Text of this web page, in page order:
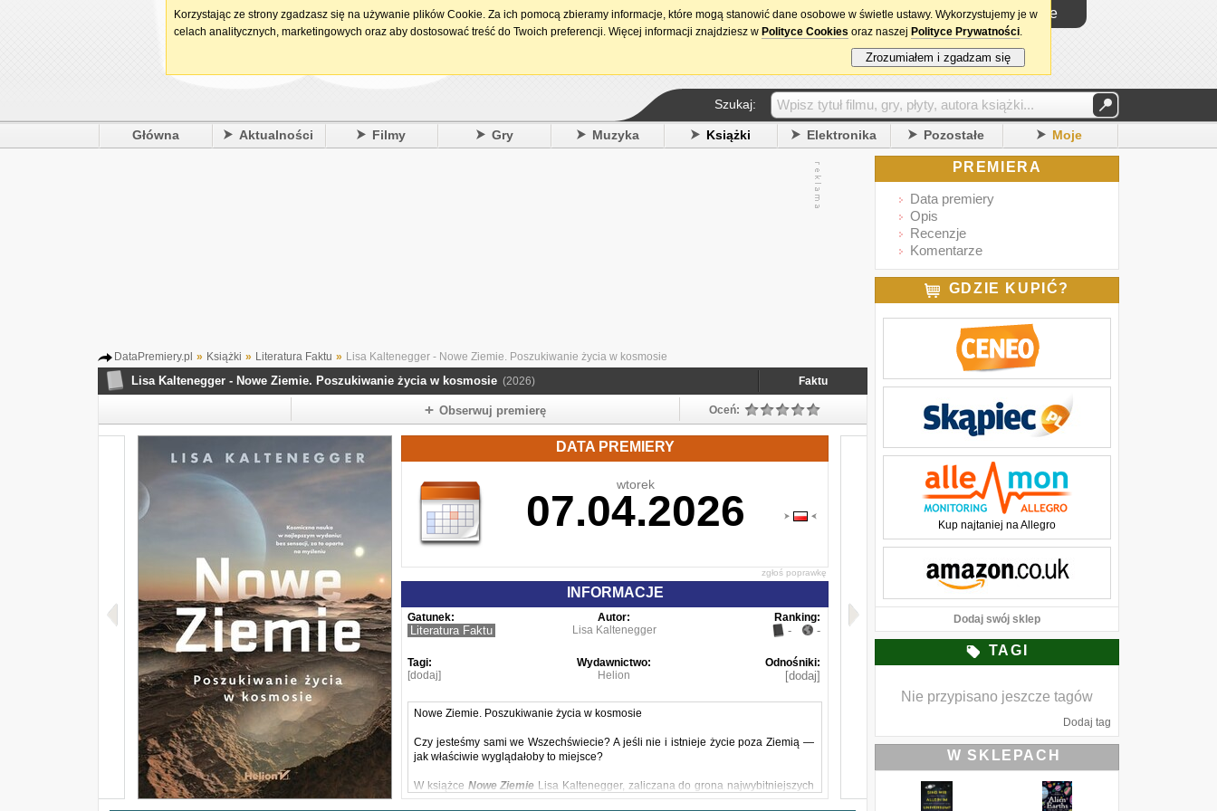
15. urodziny DataPremiery.pl Logowanie
Szukaj:
Główna Aktualności Filmy Gry Muzyka Książki Elektronika Pozostałe Moje
DataPremiery.pl » Książki » Literatura Faktu » Lisa Kaltenegger - Nowe Ziemie. Poszukiwanie życia w kosmosie
Lisa Kaltenegger - Nowe Ziemie. Poszukiwanie życia w kosmosie (2026) Faktu
Obserwuj premierę Oceń:
DATA PREMIERY
wtorek
07.04.2026
zgłoś poprawkę
INFORMACJE
Gatunek:
Literatura Faktu
Autor:
Lisa Kaltenegger
Ranking:
- -
Tagi:
[dodaj]
Wydawnictwo:
Helion
Odnośniki:
[dodaj]
Nowe Ziemie. Poszukiwanie życia w kosmosie
Czy jesteśmy sami we Wszechświecie? A jeśli nie i istnieje życie poza Ziemią ―
jak właściwie wyglądałoby to miejsce?
W książce Nowe Ziemie Lisa Kaltenegger, zaliczana do grona najwybitniejszych
astrobiologów świata, zabiera czytelników w fascynującą podróż po planetach
PREMIERA
Data premiery
Opis
Recenzje
Komentarze
GDZIE KUPIĆ?
Kup najtaniej na Allegro
Dodaj swój sklep
TAGI
Nie przypisano jeszcze tagów
Dodaj tag
W SKLEPACH
Korzystając ze strony zgadzasz się na używanie plików Cookie. Za ich pomocą zbieramy informacje, które mogą stanowić dane osobowe w świetle ustawy. Wykorzystujemy je w
celach analitycznych, marketingowych oraz aby dostosować treść do Twoich preferencji. Więcej informacji znajdziesz w Polityce Cookies oraz naszej Polityce Prywatności.
Zrozumiałem i zgadzam się